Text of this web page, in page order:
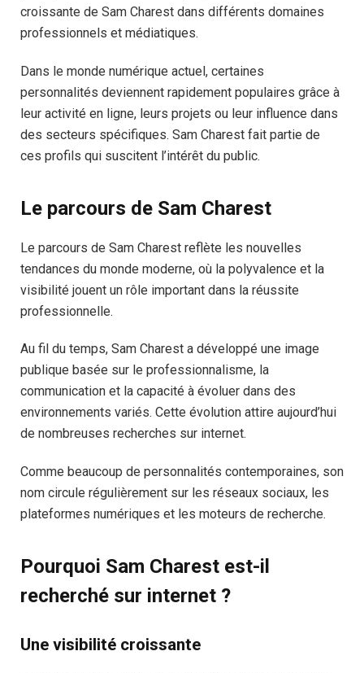
croissante de Sam Charest dans différents domaines
professionnels et médiatiques.
Dans le monde numérique actuel, certaines
personnalités deviennent rapidement populaires grâce à
leur activité en ligne, leurs projets ou leur influence dans
des secteurs spécifiques. Sam Charest fait partie de
ces profils qui suscitent l’intérêt du public.
Le parcours de Sam Charest
Le parcours de Sam Charest reflète les nouvelles
tendances du monde moderne, où la polyvalence et la
visibilité jouent un rôle important dans la réussite
professionnelle.
Au fil du temps, Sam Charest a développé une image
publique basée sur le professionnalisme, la
communication et la capacité à évoluer dans des
environnements variés. Cette évolution attire aujourd’hui
de nombreuses recherches sur internet.
Comme beaucoup de personnalités contemporaines, son
nom circule régulièrement sur les réseaux sociaux, les
plateformes numériques et les moteurs de recherche.
Pourquoi Sam Charest est-il
recherché sur internet ?
Une visibilité croissante